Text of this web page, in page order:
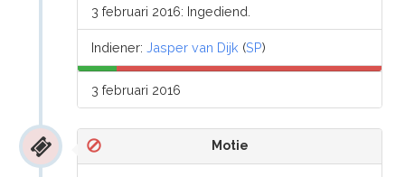
3 februari 2016: Ingediend.
Indiener:Jasper van Dijk (SP)
3 februari 2016
Motie